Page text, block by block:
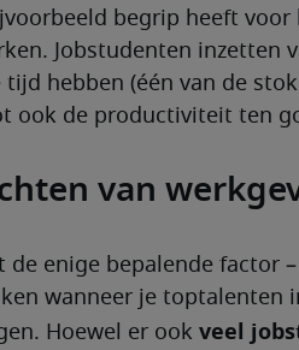
begrip heeft
Jobstudenten inzetten
tijd hebben (één van de
ook de productiviteit ten
van
enige bepalende factor
wanneer je toptalenten
Hoewel er ook veel